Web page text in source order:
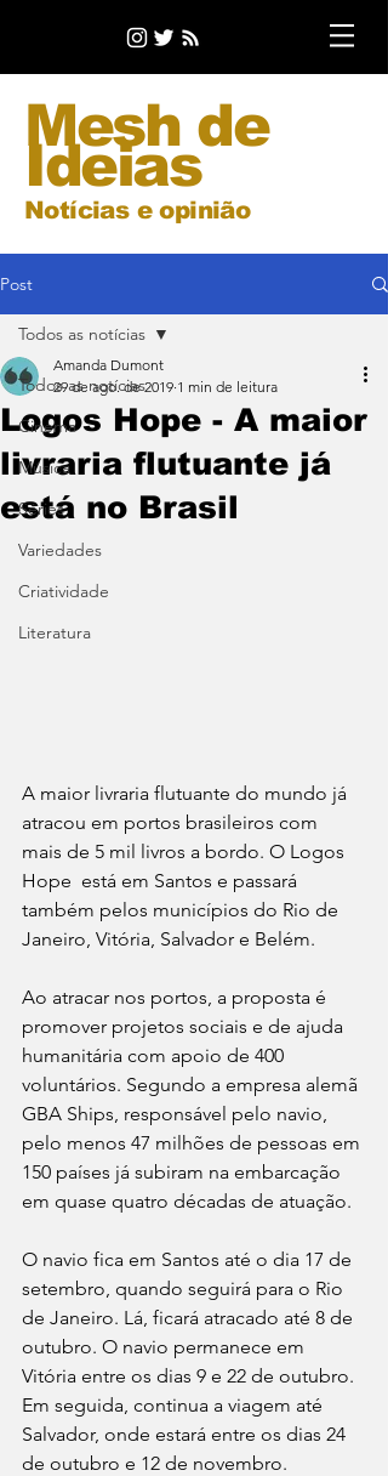
Mesh de
Ideias
Notícias e opinião
Post
Todos as notícias
Cinema
Música
Séries
Variedades
Criatividade
Literatura
Todos as notícias
Logos Hope - A maior
livraria flutuante já
está no Brasil
Amanda Dumont
29 de ago. de 2019 1 min de leitura
A maior livraria flutuante do mundo já
atracou em portos brasileiros com
mais de 5 mil livros a bordo. O Logos
Hope  está em Santos e passará
também pelos municípios do Rio de
Janeiro, Vitória, Salvador e Belém.
Ao atracar nos portos, a proposta é
promover projetos sociais e de ajuda
humanitária com apoio de 400
voluntários. Segundo a empresa alemã
GBA Ships, responsável pelo navio,
pelo menos 47 milhões de pessoas em
150 países já subiram na embarcação
em quase quatro décadas de atuação.
O navio fica em Santos até o dia 17 de
setembro, quando seguirá para o Rio
de Janeiro. Lá, ficará atracado até 8 de
outubro. O navio permanece em
Vitória entre os dias 9 e 22 de outubro.
Em seguida, continua a viagem até
Salvador, onde estará entre os dias 24
de outubro e 12 de novembro.